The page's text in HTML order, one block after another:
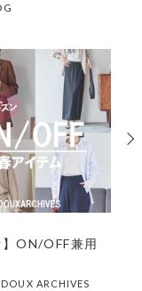
】ON/OFF兼用
DOUX ARCHIVES